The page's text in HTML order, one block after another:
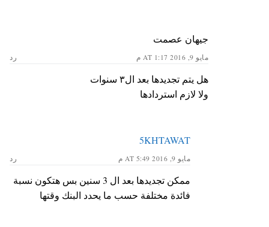
جيهان عصمت
مايو 9, 2016 AT 1:17 م رد
هل يتم تجديدها بعد ال٣ سنوات
ولا لازم استردادها
5KHTAWAT
مايو 9, 2016 AT 5:49 م رد
ممكن تجديدها بعد ال 3 سنين بس هتكون نسبة
فائدة مختلفة حسب ما يحدد البنك وقتها